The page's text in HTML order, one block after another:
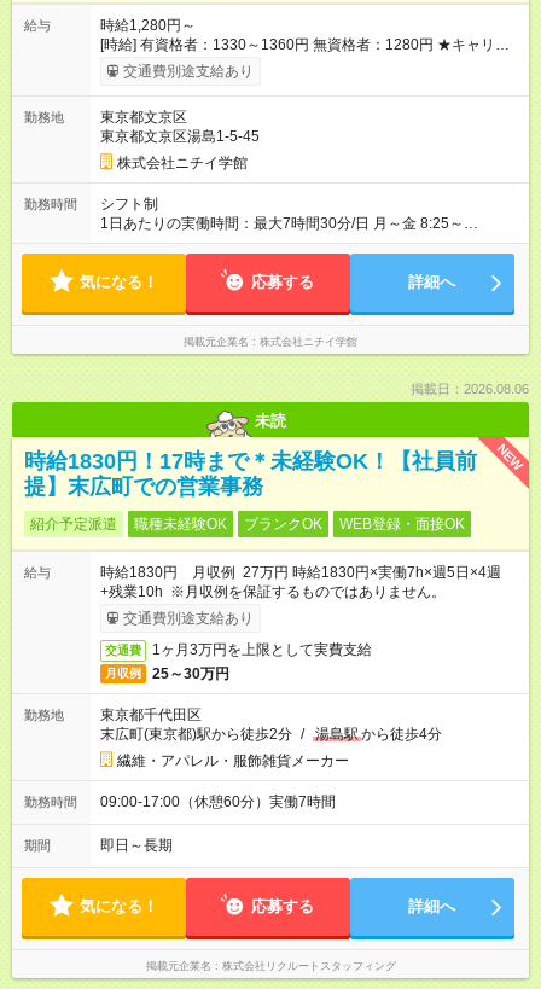
給与
時給1,280円～
[時給] 有資格者：1330～1360円 無資格者：1280円 ★キャリア
アップ制度あり 進級により給与がアップします！ 【試用期間】
試用期間あり 試用期間の長さ：3ヶ月 雇用形態、給与は本採用
交通費別途支給あり
勤務地
東京都文京区
東京都文京区湯島1-5-45
株式会社ニチイ学館
勤務時間
シフト制
1日あたりの実働時間：最大7時間30分/日 月～金 8:25～
16:55（休憩60分） 8:30～17:00（休憩60分） ※上記曜日や時間
気になる！ 応募する 詳細へ
掲載元企業名 株式会社ニチイ学館
掲載日：2026.08.06
未読
NEW
時給1830円！17時まで＊未経験OK！【社員前
提】末広町での営業事務
紹介予定派遣 職種未経験OK ブランクOK WEB登録・面接OK
給与
時給1830円 月収例 27万円 時給1830円×実働7h×週5日×4週
+残業10h ※月収例を保証するものではありません。
交通費別途支給あり
交通費 1ヶ月3万円を上限として実費支給
月収例 25～30万円
勤務地
東京都千代田区
末広町(東京都)駅から徒歩2分 / 湯島駅から徒歩4分
繊維・アパレル・服飾雑貨メーカー
勤務時間 09:00-17:00（休憩60分）実働7時間
期間 即日～長期
気になる！ 応募する 詳細へ
掲載元企業名 株式会社リクルートスタッフィング